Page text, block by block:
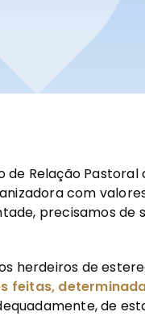
de Relação
com
precisamos
herdeiros de
feitas,
de